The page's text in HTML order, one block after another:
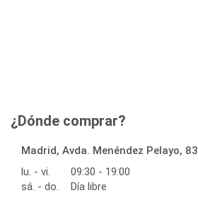
¿Dónde comprar?
Madrid, Avda. Menéndez Pelayo, 83
lu. - vi.
09:30 - 19:00
sá. - do.
Día libre